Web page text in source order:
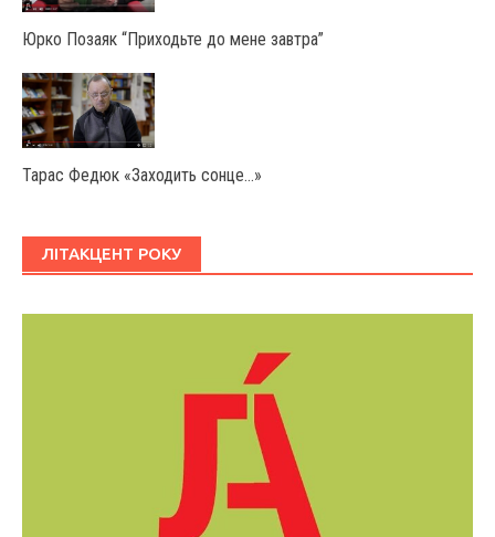
Юрко Позаяк “Приходьте до мене завтра”
Тарас Федюк «Заходить сонце…»
ЛІТАКЦЕНТ РОКУ